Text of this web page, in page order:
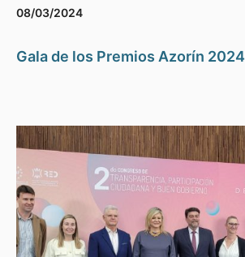
08/03/2024
Gala de los Premios Azorín 2024